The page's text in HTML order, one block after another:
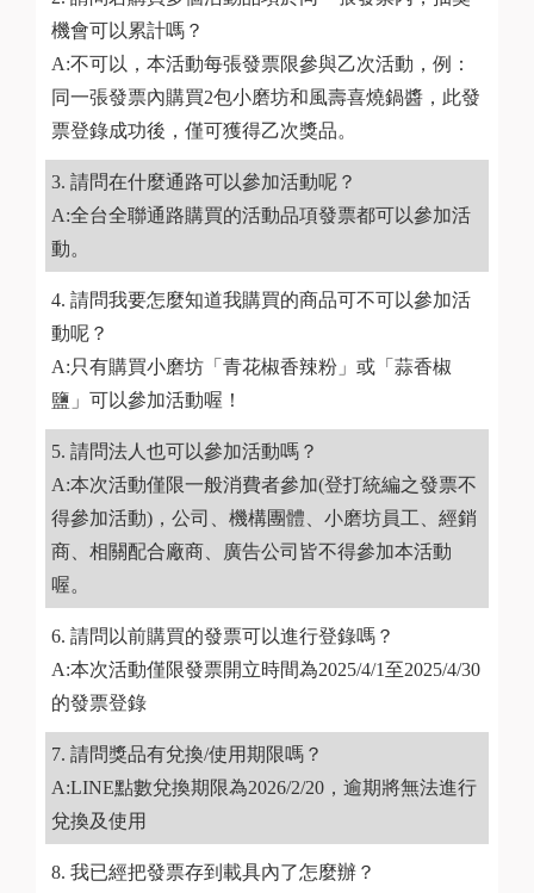
機會可以累計嗎？
A:不可以，本活動每張發票限參與乙次活動，例：
同一張發票內購買2包小磨坊和風壽喜燒鍋醬，此發
票登錄成功後，僅可獲得乙次獎品。
請問在什麼通路可以參加活動呢？
A:全台全聯通路購買的活動品項發票都可以參加活
動。
請問我要怎麼知道我購買的商品可不可以參加活
動呢？
A:只有購買小磨坊「青花椒香辣粉」或「蒜香椒
鹽」可以參加活動喔！
請問法人也可以參加活動嗎？
A:本次活動僅限一般消費者參加(登打統編之發票不
得參加活動)，公司、機構團體、小磨坊員工、經銷
商、相關配合廠商、廣告公司皆不得參加本活動
喔。
請問以前購買的發票可以進行登錄嗎？
A:本次活動僅限發票開立時間為2025/4/1至2025/4/30
的發票登錄
請問獎品有兌換/使用期限嗎？
A:LINE點數兌換期限為2026/2/20，逾期將無法進行
兌換及使用
我已經把發票存到載具內了怎麼辦？